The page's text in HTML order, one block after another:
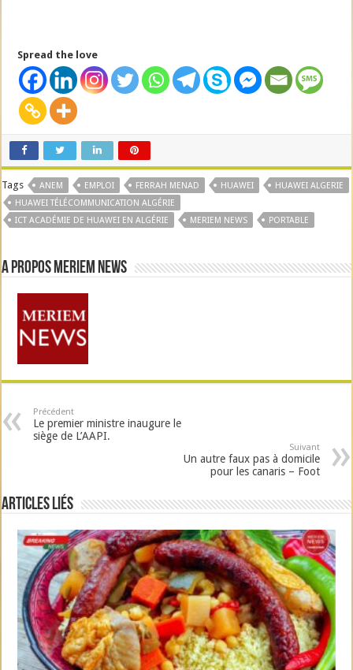
Spread the love
Tags ANEM EMPLOI FERRAH MENAD HUAWEI
HUAWEI ALGERIE
HUAWEI TÉLÉCOMMUNICATION ALGÉRIE
ICT ACADÉMIE DE HUAWEI EN ALGÉRIE
MERIEM NEWS PORTABLE
A propos Meriem News
Précédent
Le premier ministre inaugure le
siège de L’AAPI.
Suivant
Un autre faux pas à domicile
pour les canaris – Foot
Articles liés